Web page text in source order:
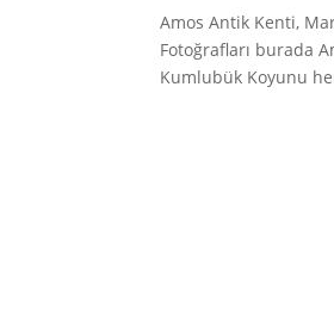
Amos Antik Kenti,
Fotoğrafları burada
Kumlubük Koyunu